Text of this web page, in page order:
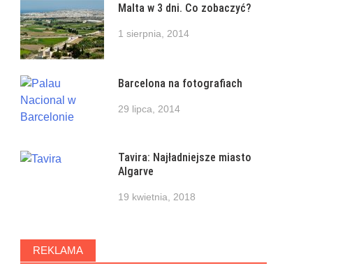
Malta w 3 dni. Co zobaczyć?
1 sierpnia, 2014
Barcelona na fotografiach
29 lipca, 2014
Tavira: Najładniejsze miasto
Algarve
19 kwietnia, 2018
REKLAMA